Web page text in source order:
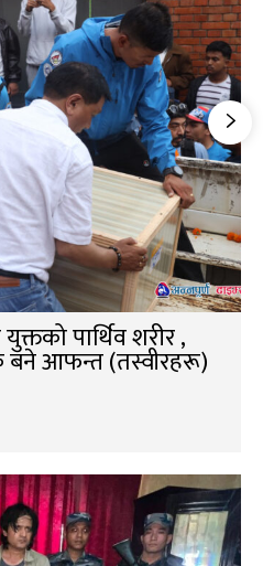
पार्थिव शरीर ,
बने आफन्त (तस्वीरहरू)